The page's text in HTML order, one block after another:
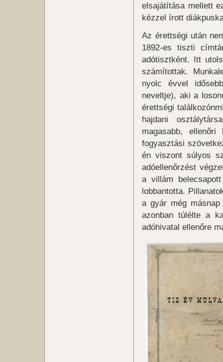
elsajátítása mellett
kézzel írott
Az érettségi után
1892-es tiszti
adótisztként. Itt
számítottak.
nyolc évvel
neveltje), aki a
érettségi
hajdani
magasabb,
fogyasztási
én viszont súlyos
adóellenőrzést
a villám
lobbantotta.
a gyár még
azonban túlélte a
adóhivatal ellenőre